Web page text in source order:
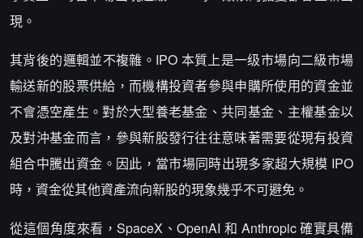
現。
其背後的邏輯並不複雜。IPO 本質上是一级市場向二級市場
輸送新的股票供給，而機構投資者參與申購所使用的資金並
不會憑空產生。對於大型養老基金、共同基金、主權基金以
及對沖基金而言，參與新股發行往往意味著需要從現有投資
組合中騰出資金。因此，當市場同時出現多家超大規模 IPO
時，資金從其他資產流向新股的現象幾乎不可避免。
從這個角度來看，SpaceX、OpenAI 和 Anthropic 確實具備